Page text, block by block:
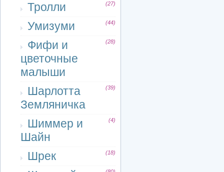
Тролли (27)
Умизуми (44)
Фифи и
цветочные
малыши
(28)
Шарлотта
Земляничка
(39)
Шиммер и
Шайн
(4)
Шрек (18)